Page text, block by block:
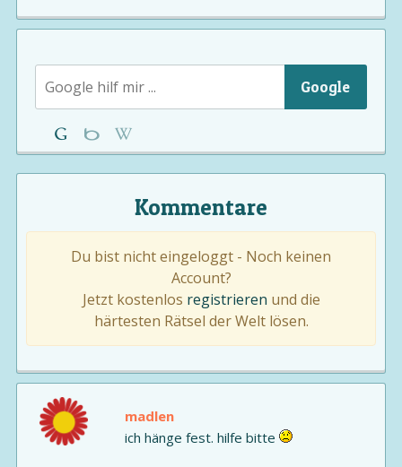
Google
Kommentare
Du bist nicht eingeloggt - Noch keinen
Account?
Jetzt kostenlos registrieren und die
härtesten Rätsel der Welt lösen.
madlen
ich hänge fest. hilfe bitte